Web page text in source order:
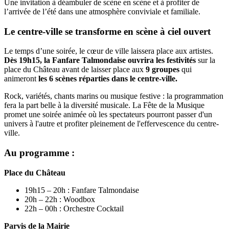
Une invitation à déambuler de scène en scène et à profiter de
l’arrivée de l’été dans une atmosphère conviviale et familiale.
Le centre-ville se transforme en scène à ciel ouvert
Le temps d’une soirée, le cœur de ville laissera place aux artistes.
Dès 19h15, la Fanfare Talmondaise ouvrira les festivités sur la
place du Château avant de laisser place aux 9 groupes qui
animeront les 6 scènes réparties dans le centre-ville.
Rock, variétés, chants marins ou musique festive : la programmation
fera la part belle à la diversité musicale. La Fête de la Musique
promet une soirée animée où les spectateurs pourront passer d'un
univers à l'autre et profiter pleinement de l'effervescence du centre-
ville.
Au programme :
Place du Château
19h15 – 20h : Fanfare Talmondaise
20h – 22h : Woodbox
22h – 00h : Orchestre Cocktail
Parvis de la Mairie